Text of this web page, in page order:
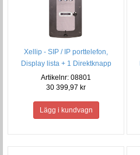
Xellip - SIP / IP porttelefon,
Display lista + 1 Direktknapp
Artikelnr: 08801
30 399,97 kr